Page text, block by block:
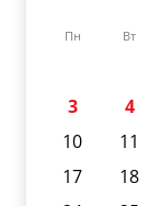
Пн Вт
3
4
10
11
17
18